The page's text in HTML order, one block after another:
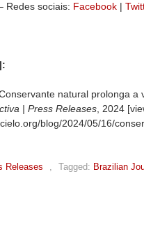
Redes sociais: Facebook |
natural prolonga a
| Press Releases, 2024
blog/2024/05/16/
Releases , Tagged: Brazilian